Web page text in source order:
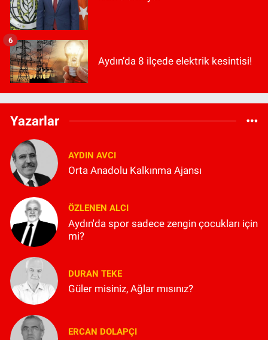
Aydın’da 8 ilçede elektrik kesintisi!
6
Yazarlar
AYDIN AVCI
Orta Anadolu Kalkınma Ajansı
ÖZLENEN ALCI
Aydın'da spor sadece zengin çocukları için
mi?
DURAN TEKE
Güler misiniz, Ağlar mısınız?
ERCAN DOLAPÇI